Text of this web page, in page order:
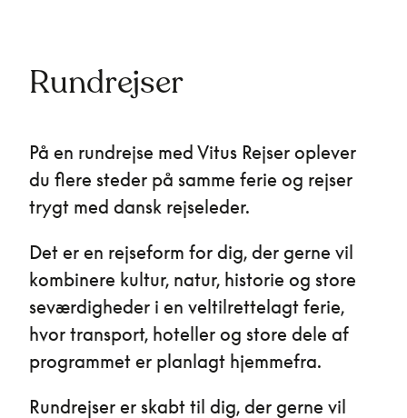
Rundrejser
På en rundrejse med Vitus Rejser oplever
du flere steder på samme ferie og rejser
trygt med dansk rejseleder.
Det er en rejseform for dig, der gerne vil
kombinere kultur, natur, historie og store
seværdigheder i en veltilrettelagt ferie,
hvor transport, hoteller og store dele af
programmet er planlagt hjemmefra.
Rundrejser er skabt til dig, der gerne vil